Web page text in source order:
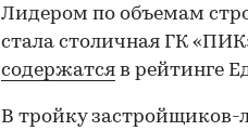
Лидером по объемам
стала столичная ГК
содержатся в рейтинге
В тройку застройщиков-